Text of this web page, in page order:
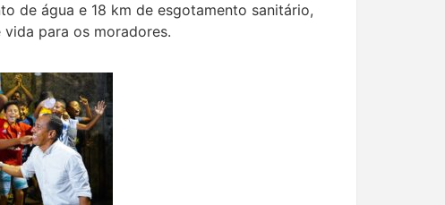
de água e 18 km de esgotamento sanitário,
para os moradores.